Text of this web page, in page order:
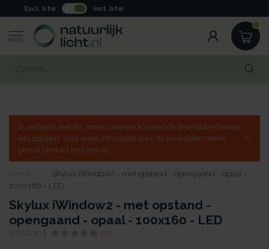
Excl. btw Incl. btw
MENU
In verband met de zomervakantie kunnen de levertijden helaas
iets oplopen. Voor meer informatie over de levertijden neem
gerust contact met ons op.
Home
Skylux iWindow2 - met opstand - opengaand - opaal -
100x160 - LED
Skylux iWindow2 - met opstand -
opengaand - opaal - 100x160 - LED
SKYLUX (0)